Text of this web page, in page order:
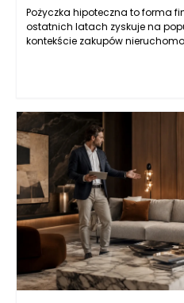
Pożyczka hipoteczna to forma
ostatnich latach zyskuje na
kontekście zakupów
niż kredyty konsumpcyjne czy
procentowym i dłuższym
pozyskanie znacznych sum
przeznaczyć na zakup
działalności rehabilitacyjnej.
możliwościami, jakie oferuje
branży zdrowotnej.